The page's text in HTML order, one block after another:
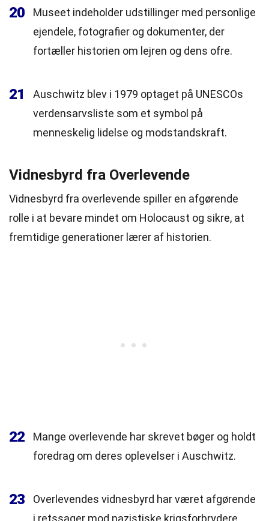
20
Museet indeholder udstillinger med personlige
ejendele, fotografier og dokumenter, der
fortæller historien om lejren og dens ofre.
21
Auschwitz blev i 1979 optaget på UNESCOs
verdensarvsliste som et symbol på
menneskelig lidelse og modstandskraft.
Vidnesbyrd fra Overlevende
Vidnesbyrd fra overlevende spiller en afgørende
rolle i at bevare mindet om Holocaust og sikre, at
fremtidige generationer lærer af historien.
22
Mange overlevende har skrevet bøger og holdt
foredrag om deres oplevelser i Auschwitz.
23
Overlevendes vidnesbyrd har været afgørende
i retssager mod nazistiske krigsforbrydere.